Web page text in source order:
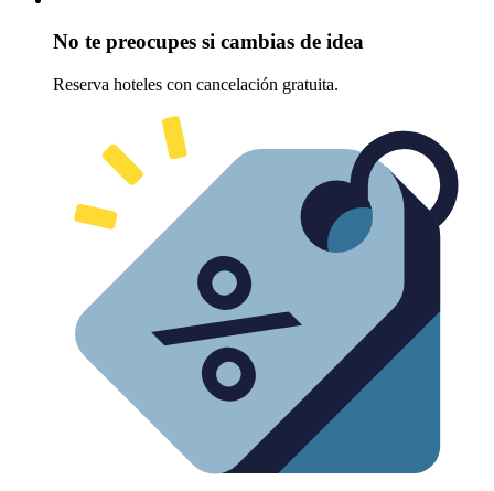
No te preocupes si cambias de idea
Reserva hoteles con cancelación gratuita.